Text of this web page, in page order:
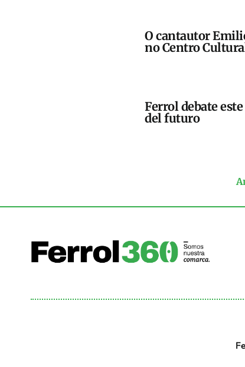
O cantautor
no Centro
Ferrol debate
del futuro